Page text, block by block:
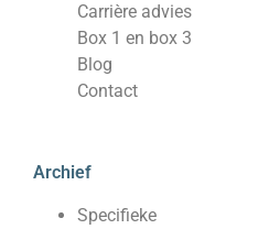
Carrière advies
Box 1 en box 3
Blog
Contact
Archief
Specifieke